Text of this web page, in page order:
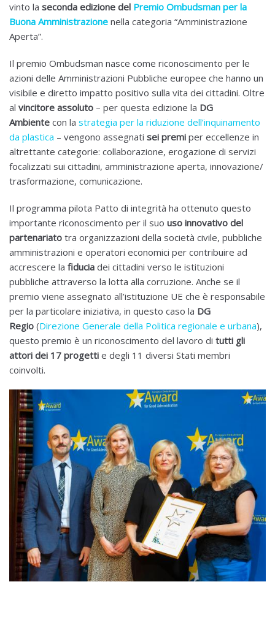
vinto la seconda edizione del Premio Ombudsman per la
Buona Amministrazione nella categoria “Amministrazione
Aperta”.
Il premio Ombudsman nasce come riconoscimento per le
azioni delle Amministrazioni Pubbliche europee che hanno un
visibile e diretto impatto positivo sulla vita dei cittadini. Oltre
al vincitore assoluto – per questa edizione la DG
Ambiente con la strategia per la riduzione dell’inquinamento
da plastica – vengono assegnati sei premi per eccellenze in
altrettante categorie: collaborazione, erogazione di servizi
focalizzati sui cittadini, amministrazione aperta, innovazione/
trasformazione, comunicazione.
Il programma pilota Patto di integrità ha ottenuto questo
importante riconoscimento per il suo uso innovativo del
partenariato tra organizzazioni della società civile, pubbliche
amministrazioni e operatori economici per contribuire ad
accrescere la fiducia dei cittadini verso le istituzioni
pubbliche attraverso la lotta alla corruzione. Anche se il
premio viene assegnato all’istituzione UE che è responsabile
per la particolare iniziativa, in questo caso la DG
Regio (Direzione Generale della Politica regionale e urbana),
questo premio è un riconoscimento del lavoro di tutti gli
attori dei 17 progetti e degli 11 diversi Stati membri
coinvolti.